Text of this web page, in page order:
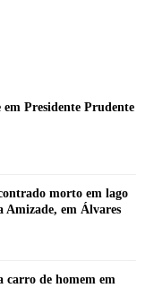
em Presidente Prudente
morto em lago
Amizade, em Álvares
carro de homem em